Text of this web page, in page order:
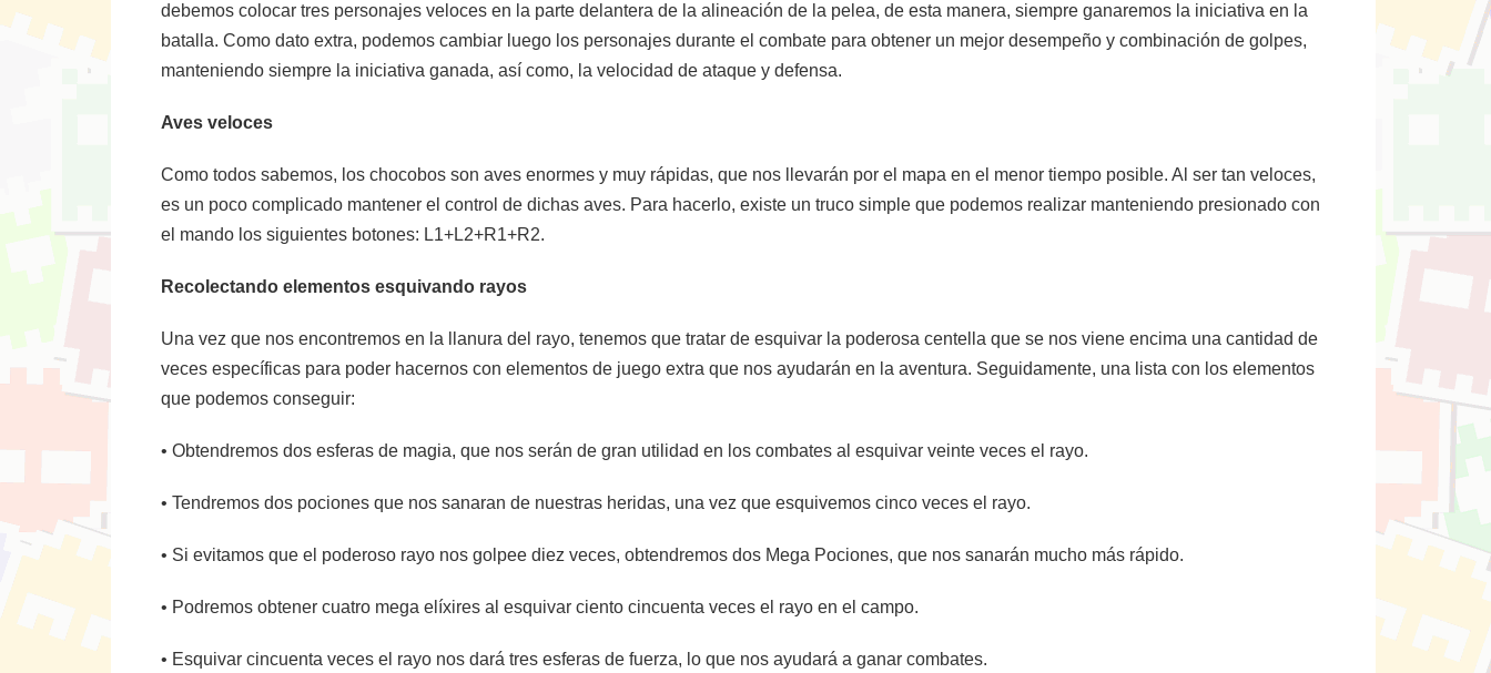
debemos colocar tres personajes veloces en la parte delantera de la alineación de la pelea, de esta manera, siempre ganaremos la iniciativa en la
batalla. Como dato extra, podemos cambiar luego los personajes durante el combate para obtener un mejor desempeño y combinación de golpes,
manteniendo siempre la iniciativa ganada, así como, la velocidad de ataque y defensa.
Aves veloces
Como todos sabemos, los chocobos son aves enormes y muy rápidas, que nos llevarán por el mapa en el menor tiempo posible. Al ser tan veloces,
es un poco complicado mantener el control de dichas aves. Para hacerlo, existe un truco simple que podemos realizar manteniendo presionado con
el mando los siguientes botones: L1+L2+R1+R2.
Recolectando elementos esquivando rayos
Una vez que nos encontremos en la llanura del rayo, tenemos que tratar de esquivar la poderosa centella que se nos viene encima una cantidad de
veces específicas para poder hacernos con elementos de juego extra que nos ayudarán en la aventura. Seguidamente, una lista con los elementos
que podemos conseguir:
• Obtendremos dos esferas de magia, que nos serán de gran utilidad en los combates al esquivar veinte veces el rayo.
• Tendremos dos pociones que nos sanaran de nuestras heridas, una vez que esquivemos cinco veces el rayo.
• Si evitamos que el poderoso rayo nos golpee diez veces, obtendremos dos Mega Pociones, que nos sanarán mucho más rápido.
• Podremos obtener cuatro mega elíxires al esquivar ciento cincuenta veces el rayo en el campo.
• Esquivar cincuenta veces el rayo nos dará tres esferas de fuerza, lo que nos ayudará a ganar combates.